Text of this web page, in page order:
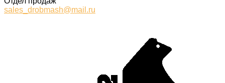
sales_drobmash@mail.ru